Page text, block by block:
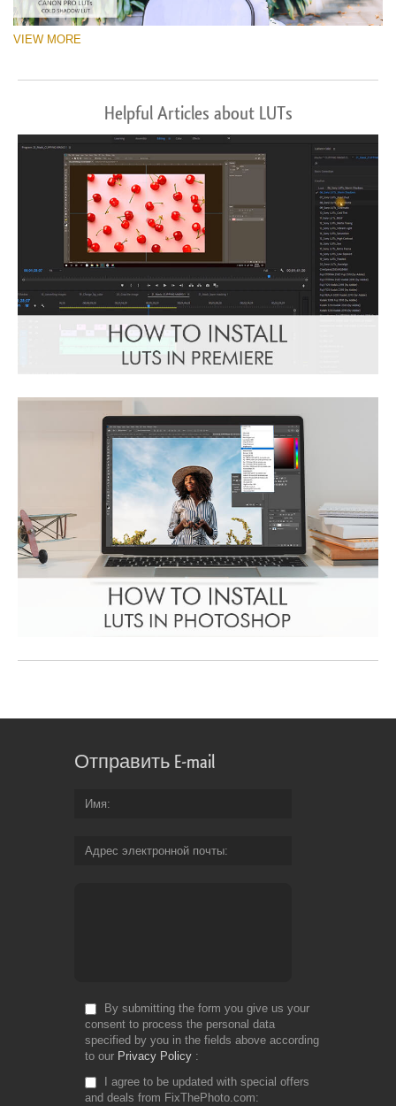
VIEW MORE
Helpful Articles about LUTs
Отправить E-mail
Имя
Адрес электронной почты
By submitting the form you give us your
consent to process the personal data
specified by you in the fields above according
to our Privacy Policy
I agree to be updated with special offers
and deals from FixThePhoto.com